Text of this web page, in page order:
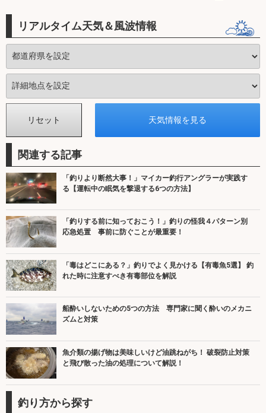
リアルタイム天気＆風波情報
関連する記事
「釣りより断然大事！」マイカー釣行アングラーが実践す
る【運転中の眠気を撃退する6つの方法】
「釣りする前に知っておこう！」釣りの怪我４パターン別
応急処置 事前に防ぐことが最重要！
「毒はどこにある？」釣りでよく見かける【有毒魚5選】 釣
れた時に注意すべき有毒部位を解説
船酔いしないための5つの方法 専門家に聞く酔いのメカニ
ズムと対策
魚介類の揚げ物は美味しいけど油跳ねがち！ 破裂防止対策
と飛び散った油の処理について解説！
釣り方から探す